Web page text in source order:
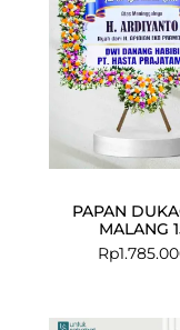
PAPAN
MALANG
Rp